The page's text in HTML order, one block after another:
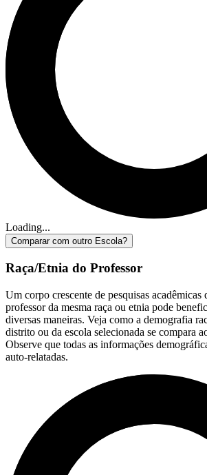
Loading...
Comparar com outro Escola?
Raça/Etnia do Professor
Um corpo crescente de pesquisas acadêmicas
professor da mesma raça ou etnia pode
diversas maneiras. Veja como a demografia
distrito ou da escola selecionada se compara
Observe que todas as informações
auto-relatadas.